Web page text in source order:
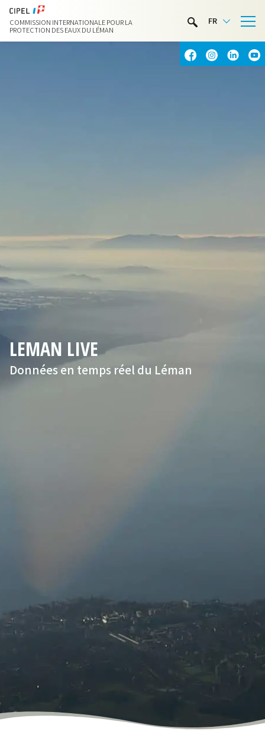
COMMISSION INTERNATIONALE POUR LA
PROTECTION DES EAUX DU LÉMAN
FR
LIMNOTHÈQUE
ACTIVITÉS NAUTIQUES
CONTACT & ACCÈS
LEMAN LIVE
Données en temps réel du Léman